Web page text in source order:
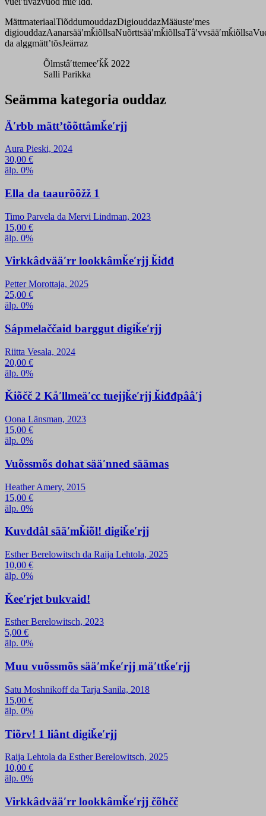
MättmateriaalTiõddumouddazDigiouddazMääusteʹmes
digiouddazAanarsääʹmǩiõllsaNuõrttsääʹmǩiõllsaTâʹvvsääʹmǩiõllsa
da alggmättʼtõsJeärraz
Õlmstâʹttemeeʹǩǩ 2022
Salli Parikka
Seämma kategoria ouddaz
Äʹrbb mättʼtõõttâmǩeʹrjj
Aura Pieski, 2024
30,00 €
älp. 0%
Ella da taaurõõžž 1
Timo Parvela da Mervi Lindman, 2023
15,00 €
älp. 0%
Virkkâdvääʹrr lookkâmǩeʹrjj ǩiđđ
Petter Morottaja, 2025
25,00 €
älp. 0%
Sápmelaččaid barggut digiǩeʹrjj
Riitta Vesala, 2024
20,00 €
älp. 0%
Ǩiõčč 2 Kåʹllmeäʹcc tuejjǩeʹrjj ǩiđđpââʹj
Oona Länsman, 2023
15,00 €
älp. 0%
Vuõssmõs dohat sääʹnned säämas
Heather Amery, 2015
15,00 €
älp. 0%
Kuvddâl sääʹmǩiõl! digiǩeʹrjj
Esther Berelowitsch da Raija Lehtola, 2025
10,00 €
älp. 0%
Ǩeeʹrjet bukvaid!
Esther Berelowitsch, 2023
5,00 €
älp. 0%
Muu vuõssmõs sääʹmǩeʹrjj mäʹttǩeʹrjj
Satu Moshnikoff da Tarja Sanila, 2018
15,00 €
älp. 0%
Tiõrv! 1 liânt digiǩeʹrjj
Raija Lehtola da Esther Berelowitsch, 2025
10,00 €
älp. 0%
Virkkâdvääʹrr lookkâmǩeʹrjj čõhčč